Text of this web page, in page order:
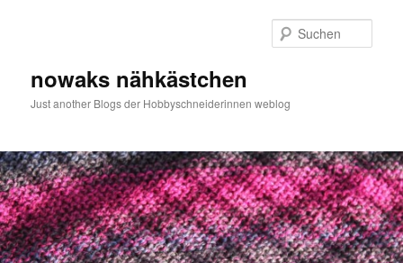
nowaks nähkästchen
Just another Blogs der Hobbyschneiderinnen weblog